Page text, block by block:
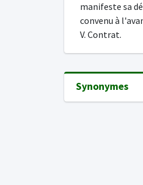
manifeste sa
convenu à
V. Contrat.
Synonymes